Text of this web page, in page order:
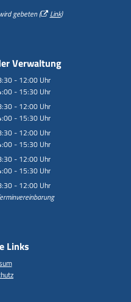
gebeten (
Link)
Verwaltung
- 12:00 Uhr
Von 08:30 bis 12:00 Uhr
- 15:30 Uhr
Von 14:00 bis 15:30 Uhr
- 12:00 Uhr
Von 08:30 bis 12:00 Uhr
- 15:30 Uhr
Von 14:00 bis 15:30 Uhr
- 12:00 Uhr
Von 08:30 bis 12:00 Uhr
- 15:30 Uhr
Von 14:00 bis 15:30 Uhr
- 12:00 Uhr
Von 08:30 bis 12:00 Uhr
- 15:30 Uhr
Von 14:00 bis 15:30 Uhr
- 12:00 Uhr
Von 08:30 bis 12:00 Uhr
Links